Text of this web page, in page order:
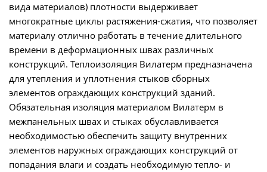
вида материалов) плотности выдерживает
многократные циклы растяжения-сжатия, что позволяет
материалу отлично работать в течение длительного
времени в деформационных швах различных
конструкций. Теплоизоляция Вилатерм предназначена
для утепления и уплотнения стыков сборных
элементов ограждающих конструкций зданий.
Обязательная изоляция материалом Вилатерм в
межпанельных швах и стыках обуславливается
необходимостью обеспечить защиту внутренних
элементов наружных ограждающих конструкций от
попадания влаги и создать необходимую тепло- и